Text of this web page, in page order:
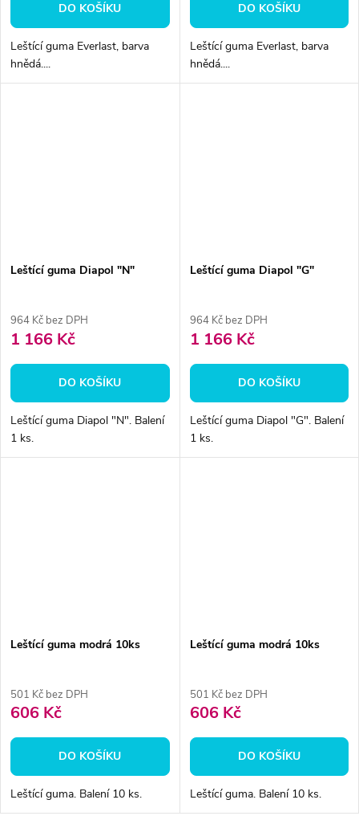
DO KOŠÍKU
Leštící guma Everlast, barva
hnědá....
DO KOŠÍKU
Leštící guma Everlast, barva
hnědá....
Leštící guma Diapol "N"
964 Kč bez DPH
1 166 Kč
DO KOŠÍKU
Leštící guma Diapol "N". Balení
1 ks.
Leštící guma Diapol "G"
964 Kč bez DPH
1 166 Kč
DO KOŠÍKU
Leštící guma Diapol "G". Balení
1 ks.
Leštící guma modrá 10ks
501 Kč bez DPH
606 Kč
DO KOŠÍKU
Leštící guma. Balení 10 ks.
Leštící guma modrá 10ks
501 Kč bez DPH
606 Kč
DO KOŠÍKU
Leštící guma. Balení 10 ks.